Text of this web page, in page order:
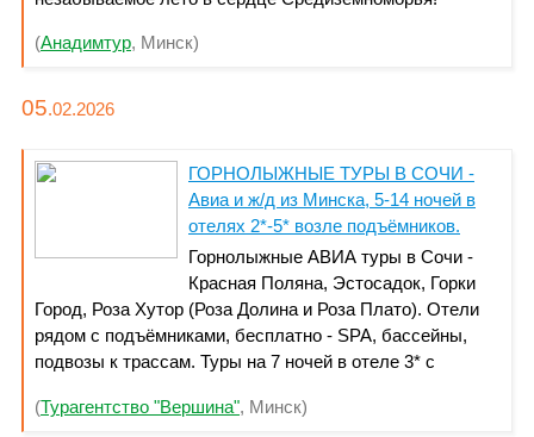
(Анадимтур, Минск)
05.02.2026
ГОРНОЛЫЖНЫЕ ТУРЫ В СОЧИ -
Авиа и ж/д из Минска, 5-14 ночей в
отелях 2*-5* возле подъёмников.
Горнолыжные АВИА туры в Сочи -
Красная Поляна, Эстосадок, Горки
Город, Роза Хутор (Роза Долина и Роза Плато). Отели
рядом с подъёмниками, бесплатно - SPA, бассейны,
подвозы к трассам. Туры на 7 ночей в отеле 3* с
завтраками - от 2320 BYN. Горнолыжные Ж/Д туры в
(Турагентство "Вершина", Минск)